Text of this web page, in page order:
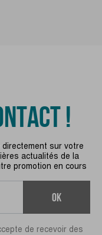
!
directement sur votre
actualités de la
promotion en cours
ok
de recevoir des